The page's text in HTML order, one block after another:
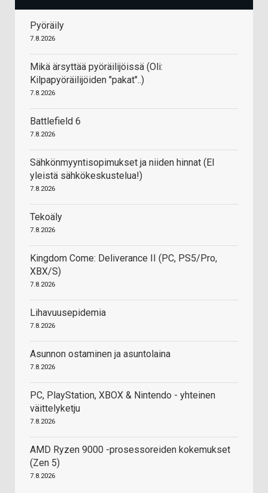
Pyöräily
7.8.2026
Mikä ärsyttää pyöräilijöissä (Oli:
Kilpapyöräilijöiden "pakat"..)
7.8.2026
Battlefield 6
7.8.2026
Sähkönmyyntisopimukset ja niiden hinnat (EI
yleistä sähkökeskustelua!)
7.8.2026
Tekoäly
7.8.2026
Kingdom Come: Deliverance II (PC, PS5/Pro,
XBX/S)
7.8.2026
Lihavuusepidemia
7.8.2026
Asunnon ostaminen ja asuntolaina
7.8.2026
PC, PlayStation, XBOX & Nintendo - yhteinen
väittelyketju
7.8.2026
AMD Ryzen 9000 -prosessoreiden kokemukset
(Zen 5)
7.8.2026